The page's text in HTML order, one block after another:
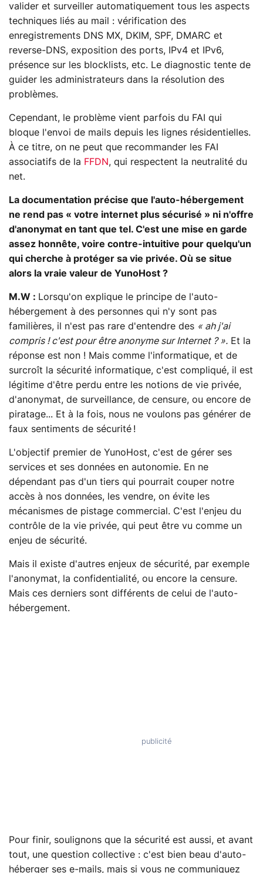
valider et surveiller automatiquement tous les aspects
techniques liés au mail : vérification des
enregistrements DNS MX, DKIM, SPF, DMARC et
reverse-DNS, exposition des ports, IPv4 et IPv6,
présence sur les blocklists, etc. Le diagnostic tente de
guider les administrateurs dans la résolution des
problèmes.
Cependant, le problème vient parfois du FAI qui
bloque l'envoi de mails depuis les lignes résidentielles.
À ce titre, on ne peut que recommander les FAI
associatifs de la FFDN, qui respectent la neutralité du
net.
La documentation précise que l'auto-hébergement
ne rend pas « votre internet plus sécurisé » ni n'offre
d'anonymat en tant que tel. C'est une mise en garde
assez honnête, voire contre-intuitive pour quelqu'un
qui cherche à protéger sa vie privée. Où se situe
alors la vraie valeur de YunoHost ?
M.W : Lorsqu'on explique le principe de l'auto-
hébergement à des personnes qui n'y sont pas
familières, il n'est pas rare d'entendre des « ah j'ai
compris ! c'est pour être anonyme sur Internet ? ». Et la
réponse est non ! Mais comme l'informatique, et de
surcroît la sécurité informatique, c'est compliqué, il est
légitime d'être perdu entre les notions de vie privée,
d'anonymat, de surveillance, de censure, ou encore de
piratage... Et à la fois, nous ne voulons pas générer de
faux sentiments de sécurité !
L'objectif premier de YunoHost, c'est de gérer ses
services et ses données en autonomie. En ne
dépendant pas d'un tiers qui pourrait couper notre
accès à nos données, les vendre, on évite les
mécanismes de pistage commercial. C'est l'enjeu du
contrôle de la vie privée, qui peut être vu comme un
enjeu de sécurité.
Mais il existe d'autres enjeux de sécurité, par exemple
l'anonymat, la confidentialité, ou encore la censure.
Mais ces derniers sont différents de celui de l'auto-
hébergement.
Pour finir, soulignons que la sécurité est aussi, et avant
tout, une question collective : c'est bien beau d'auto-
héberger ses e-mails, mais si vous ne communiquez